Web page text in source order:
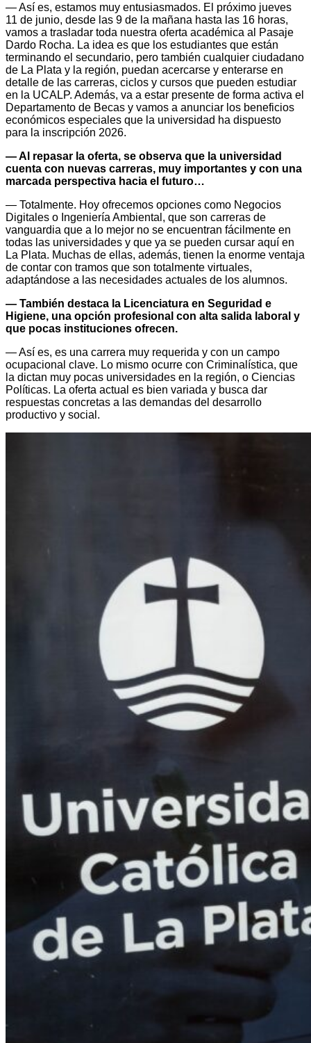
— Así es, estamos muy entusiasmados. El próximo jueves
11 de junio, desde las 9 de la mañana hasta las 16 horas,
vamos a trasladar toda nuestra oferta académica al Pasaje
Dardo Rocha. La idea es que los estudiantes que están
terminando el secundario, pero también cualquier ciudadano
de La Plata y la región, puedan acercarse y enterarse en
detalle de las carreras, ciclos y cursos que pueden estudiar
en la UCALP. Además, va a estar presente de forma activa el
Departamento de Becas y vamos a anunciar los beneficios
económicos especiales que la universidad ha dispuesto
para la inscripción 2026.
— Al repasar la oferta, se observa que la universidad
cuenta con nuevas carreras, muy importantes y con una
marcada perspectiva hacia el futuro…
— Totalmente. Hoy ofrecemos opciones como Negocios
Digitales o Ingeniería Ambiental, que son carreras de
vanguardia que a lo mejor no se encuentran fácilmente en
todas las universidades y que ya se pueden cursar aquí en
La Plata. Muchas de ellas, además, tienen la enorme ventaja
de contar con tramos que son totalmente virtuales,
adaptándose a las necesidades actuales de los alumnos.
— También destaca la Licenciatura en Seguridad e
Higiene, una opción profesional con alta salida laboral y
que pocas instituciones ofrecen.
— Así es, es una carrera muy requerida y con un campo
ocupacional clave. Lo mismo ocurre con Criminalística, que
la dictan muy pocas universidades en la región, o Ciencias
Políticas. La oferta actual es bien variada y busca dar
respuestas concretas a las demandas del desarrollo
productivo y social.